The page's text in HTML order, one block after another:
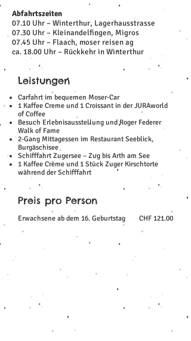
Abfahrtszeiten
07.10 Uhr – Winterthur, Lagerhausstrasse
07.30 Uhr – Kleinandelfingen, Migros
07.45 Uhr – Flaach, moser reisen ag
ca. 18.00 Uhr – Rückkehr in Winterthur
Leistungen
Carfahrt im bequemen Moser-Car
1 Kaffee Creme und 1 Croissant in der JURAworld
of Coffee
Besuch Erlebnisausstellung und Roger Federer
Walk of Fame
2-Gang Mittagessen im Restaurant Seeblick,
Burgäschisee
Schifffahrt Zugersee – Zug bis Arth am See
1 Kaffee Crème und 1 Stück Zuger Kirschtorte
während der Schifffahrt
Preis pro Person
Erwachsene ab dem 16. Geburtstag CHF 121.00